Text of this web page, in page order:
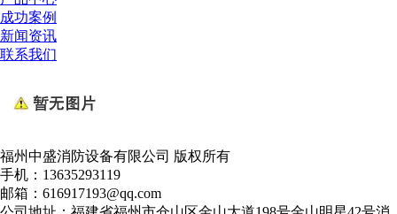
成功案例
新闻资讯
联系我们
福州中盛消防设备有限公司 版权所有
手机：13635293119
邮箱：616917193@qq.com